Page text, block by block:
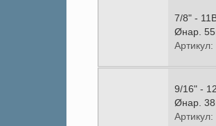
7/8" -
Øнар.
9/16" -
Øнар.